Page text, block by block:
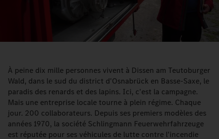
Video
À peine dix mille personnes vivent à Dissen am Teutoburger
Wald, dans le sud du district d'Osnabrück en Basse-Saxe, le
paradis des renards et des lapins. Ici, c'est la campagne.
Mais une entreprise locale tourne à plein régime. Chaque
jour. 200 collaborateurs. Depuis ses premiers modèles des
années 1970, la société Schlingmann Feuerwehrfahrzeuge
est réputée pour ses véhicules de lutte contre l'incendie